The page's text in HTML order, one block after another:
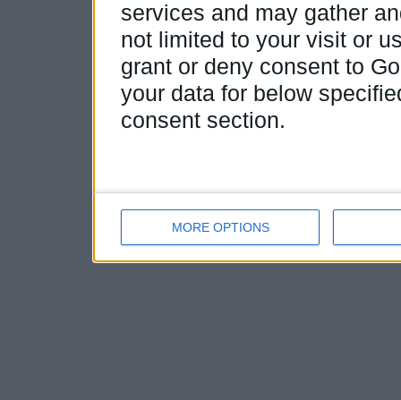
services and may gather
not limited to your visit or
grant or deny consent to
your data for below
consent section.
MORE OPTIONS